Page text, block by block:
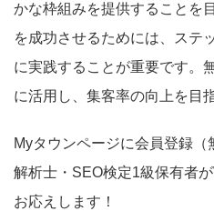
かな枠組みを提供することを
を成功させるためには、ステ
に実践することが重要です。
に活用し、集客率の向上を目
Myタウンページに会員登録
解析士・SEO検定1級保有者
お応えします！